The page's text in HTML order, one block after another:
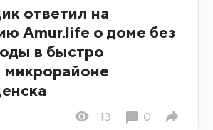
ответил на
Amur.life о доме без
в быстро
113 0